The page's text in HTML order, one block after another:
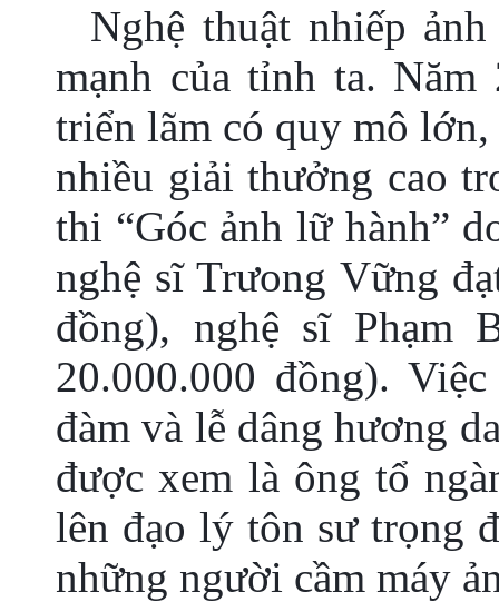
Nghệ thuật nhiếp
mạnh của tỉnh ta. Năm
triển lãm có quy mô lớn,
nhiều giải thưởng cao
thi “Góc ảnh lữ hành”
nghệ sĩ Trưong Vững
đồng), nghệ sĩ Phạm
20.000.000 đồng).
đàm và lễ dâng hương
được xem là ông tổ
lên đạo lý tôn sư trọng
những người cầm máy